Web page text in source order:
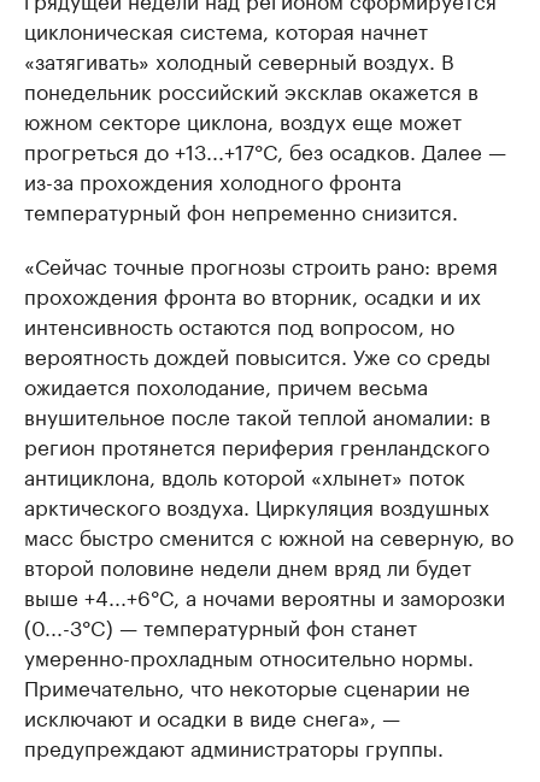
циклоническая система, которая начнет
«затягивать» холодный северный воздух. В
понедельник российский эксклав окажется в
южном секторе циклона, воздух еще может
прогреться до +13...+17°C, без осадков. Далее —
из-за прохождения холодного фронта
температурный фон непременно снизится.
«Сейчас точные прогнозы строить рано: время
прохождения фронта во вторник, осадки и их
интенсивность остаются под вопросом, но
вероятность дождей повысится. Уже со среды
ожидается похолодание, причем весьма
внушительное после такой теплой аномалии: в
регион протянется периферия гренландского
антициклона, вдоль которой «хлынет» поток
арктического воздуха. Циркуляция воздушных
масс быстро сменится с южной на северную, во
второй половине недели днем вряд ли будет
выше +4...+6°C, а ночами вероятны и заморозки
(0...-3°C) — температурный фон станет
умеренно-прохладным относительно нормы.
Примечательно, что некоторые сценарии не
исключают и осадки в виде снега», —
предупреждают администраторы группы.